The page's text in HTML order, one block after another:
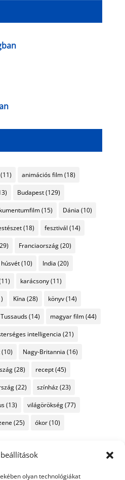
olyan technológiákat
(11) animációs film(18)
Budapest(129)
(15) Dánia (10)
(18) fesztivál (14)
Franciaország(20)
húsvét(10) India (20)
karácsony(11)
Kína (28) könyv(14)
(14) magyar film(44)
intelligencia (21)
(10) Nagy-Britannia (16)
(28) recept(45)
(22) színház(23)
(13) világörökség(77)
(25) ókor(10)